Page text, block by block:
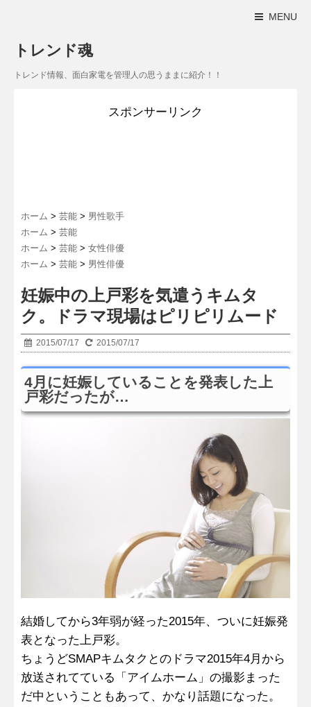
MENU
トレンド魂
トレンド情報、面白家電を管理人の思うままに紹介！！
スポンサーリンク
ホーム > 芸能 > 男性歌手
ホーム > 芸能
ホーム > 芸能 > 女性俳優
ホーム > 芸能 > 男性俳優
妊娠中の上戸彩を気遣うキムタ
ク。ドラマ現場はピリピリムード
2015/07/17 2015/07/17
4月に妊娠していることを発表した上
戸彩だったが…
結婚してから3年弱が経った2015年、ついに妊娠発
表となった上戸彩。
ちょうどSMAPキムタクとのドラマ2015年4月から
放送されてている「アイムホーム」の撮影まった
だ中ということもあって、かなり話題になった。